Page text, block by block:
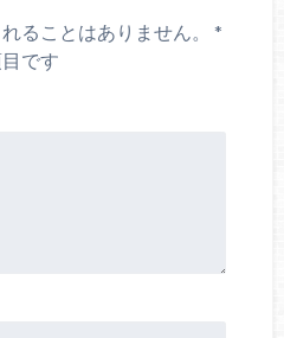
ることはありません。
*
です